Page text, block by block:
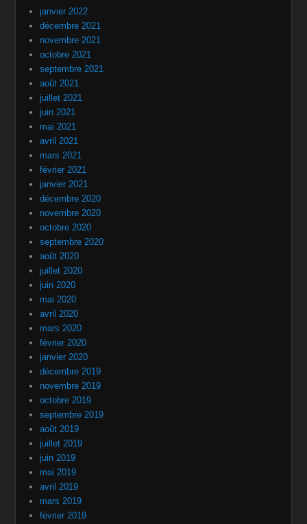
janvier 2022
décembre 2021
novembre 2021
octobre 2021
septembre 2021
août 2021
juillet 2021
juin 2021
mai 2021
avril 2021
mars 2021
février 2021
janvier 2021
décembre 2020
novembre 2020
octobre 2020
septembre 2020
août 2020
juillet 2020
juin 2020
mai 2020
avril 2020
mars 2020
février 2020
janvier 2020
décembre 2019
novembre 2019
octobre 2019
septembre 2019
août 2019
juillet 2019
juin 2019
mai 2019
avril 2019
mars 2019
février 2019